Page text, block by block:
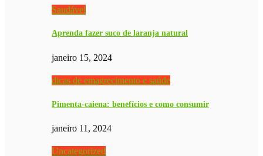
Saudável
Aprenda fazer suco de laranja natural
janeiro 15, 2024
dicas de emagrecimento e saúde
Pimenta-caiena: benefícios e como consumir
janeiro 11, 2024
Uncategorized